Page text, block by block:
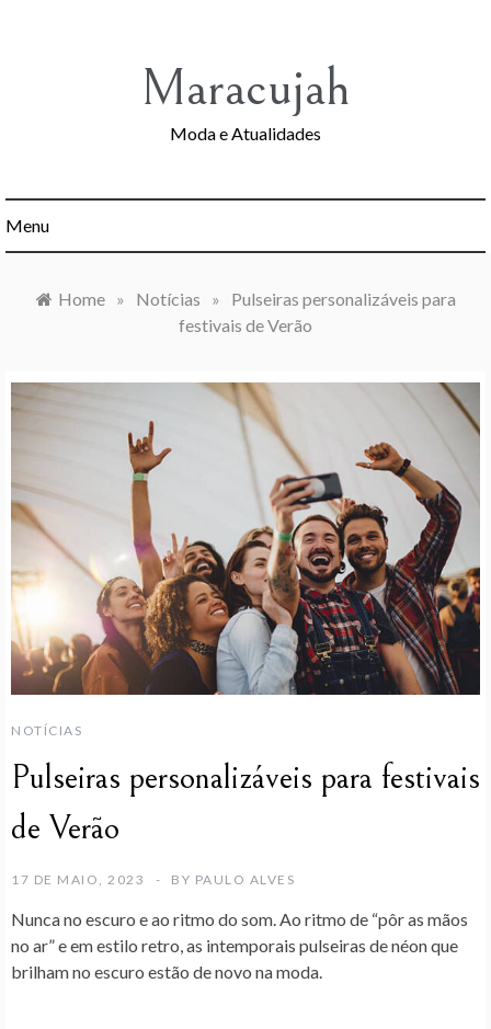
Maracujah
Moda e Atualidades
Menu
Home » Notícias »
Pulseiras personalizáveis para
festivais de Verão
NOTÍCIAS
Pulseiras personalizáveis para festivais
de Verão
17 DE MAIO, 2023 BY PAULO ALVES
Nunca no escuro e ao ritmo do som. Ao ritmo de “pôr as mãos
no ar” e em estilo retro, as intemporais pulseiras de néon que
brilham no escuro estão de novo na moda.